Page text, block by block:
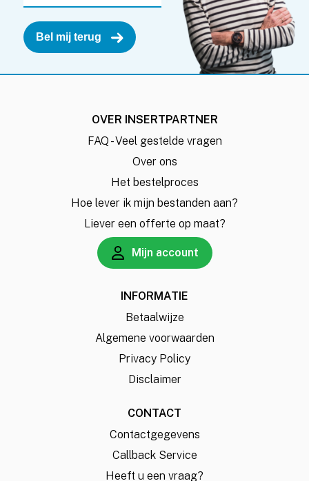
Bel mij terug
OVER INSERTPARTNER
FAQ - Veel gestelde vragen
Over ons
Het bestelproces
Hoe lever ik mijn bestanden aan?
Liever een offerte op maat?
Mijn account
INFORMATIE
Betaalwijze
Algemene voorwaarden
Privacy Policy
Disclaimer
CONTACT
Contactgegevens
Callback Service
Heeft u een vraag?